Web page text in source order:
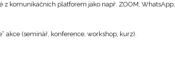
z komunikačních platforem jako např. ZOOM, WhatsApp,
akce (seminář, konference, workshop, kurz).